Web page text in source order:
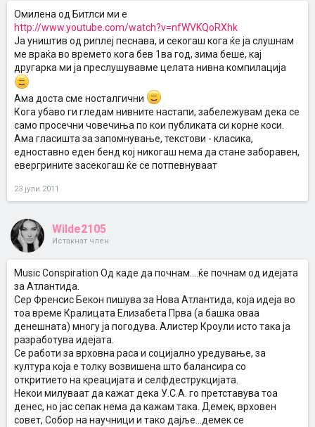
Омилена од Битлси ми е
http://www.youtube.com/watch?v=nfWVKQoRXhk
Ја уништив од риплеј песнава, и секогаш кога ќе ја слушнам
ме враќа во времето кога бев 1ва год, зима беше, кај
другарка ми ја преслушувавме целата нивна компилација
Ама доста сме носталгични
Кога убаво ги гледам нивните настапи, забележувам дека се
само просечни човечиња по кои публиката си корне коси.
Ама гласишта за запомнување, текстови - класика,
едноставно еден бенд кој никогаш нема да стане заборавен,
евергрините засекогаш ќе се потпевнуваат
23 јули 2011
Wilde2105
Истакнат член
Music Conspiration Од каде да почнам....ќе почнам од идејата
за Атлантида.
Сер Френсис Бекон пишува за Нова Атлантида, која идеја во
тоа време Кралицата Елизабета Прва (а башка оваа
денешната) многу ја погодува. Алистер Кроули исто така ја
разработува идејата.
Се работи за врховна раса и социјално уредување, за
култура која е толку возвишена што балансира со
откритието на креацијата и селфдеструкцијата.
Некои милуваат да кажат дека У.С.А. го претставува тоа
денес, но јас сепак нема да кажам така. Демек, врховен
совет, Собор на научници и тако дајље...демек се